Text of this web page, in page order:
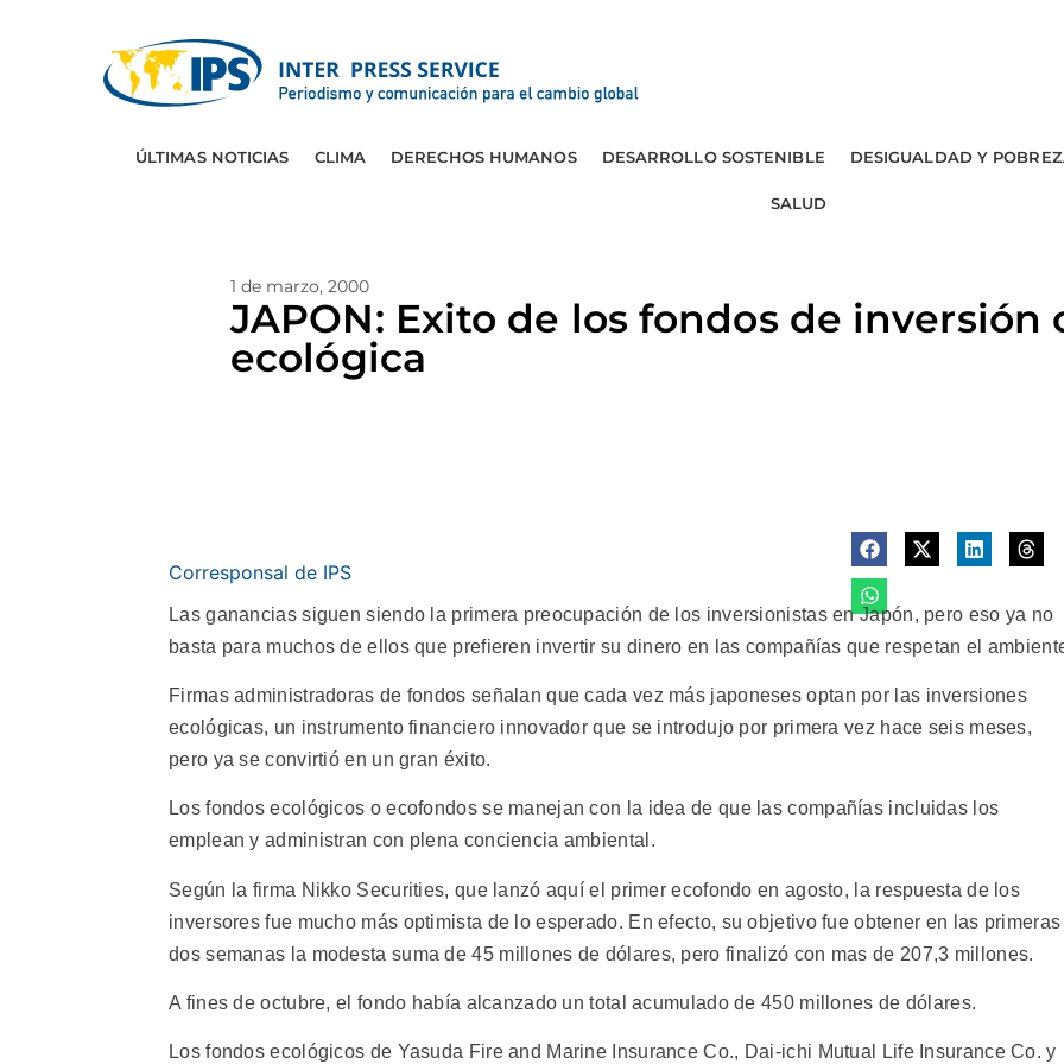
ÚLTIMAS NOTICIAS CLIMA DERECHOS HUMANOS DESARROLLO SOSTENIBLE DESIGUALDAD Y
SALUD
1 de marzo, 2000
JAPON: Exito de los fondos de inversión
ecológica
Corresponsal de IPS
Las ganancias siguen siendo la primera preocupación de los inversionistas en Japón, pero eso ya no
basta para muchos de ellos que prefieren invertir su dinero en las compañías que respetan el
Firmas administradoras de fondos señalan que cada vez más japoneses optan por las inversiones
ecológicas, un instrumento financiero innovador que se introdujo por primera vez hace seis meses,
pero ya se convirtió en un gran éxito.
Los fondos ecológicos o ecofondos se manejan con la idea de que las compañías incluidas los
emplean y administran con plena conciencia ambiental.
Según la firma Nikko Securities, que lanzó aquí el primer ecofondo en agosto, la respuesta de los
inversores fue mucho más optimista de lo esperado. En efecto, su objetivo fue obtener en las primeras
dos semanas la modesta suma de 45 millones de dólares, pero finalizó con mas de 207,3 millones.
A fines de octubre, el fondo había alcanzado un total acumulado de 450 millones de dólares.
Los fondos ecológicos de Yasuda Fire and Marine Insurance Co., Dai-ichi Mutual Life Insurance Co. y